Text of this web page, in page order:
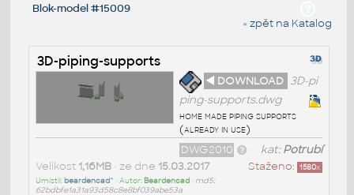
Blok-model #15009
« zpět na Katalog
3D-piping-supports
◄ DOWNLOAD 3D-pi
ping-supports.dwg
home made piping supports
(already in use)
kat:Potrubí
DWG2010
Staženo: 1580x
Velikost 1,16MB• ze dne 15.03.2017
Umístil: beardencad^ • Autor: Beardencad• md5:
62bdbfe1a31a93d58c8e8bf039abe53a